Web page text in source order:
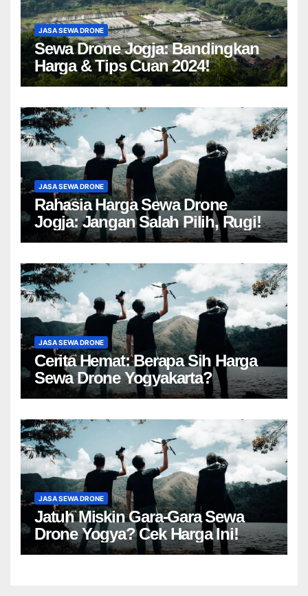
JASA SEWA DRONE
Sewa Drone Jogja: Bandingkan
Harga & Tips Cuan 2024!
JASA SEWA DRONE
Rahasia Harga Sewa Drone
Jogja: Jangan Salah Pilih, Rugi!
JASA SEWA DRONE
Cerita Hemat: Berapa Sih Harga
Sewa Drone Yogyakarta?
JASA SEWA DRONE
Jatuh Miskin Gara-Gara Sewa
Drone Yogya? Cek Harga Ini!